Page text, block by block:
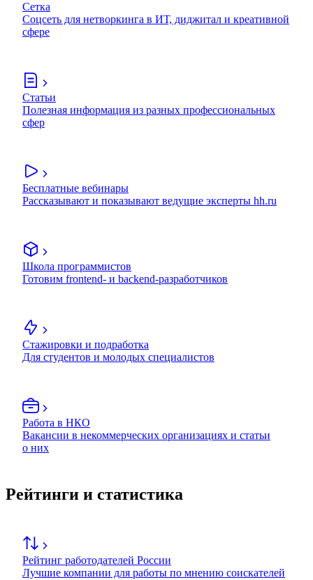
Сетка
Соцсеть для нетворкинга в ИТ, диджитал и креативной
сфере
Статьи
Полезная информация из разных профессиональных
сфер
Бесплатные вебинары
Рассказывают и показывают ведущие эксперты hh.ru
Школа программистов
Готовим frontend- и backend-разработчиков
Стажировки и подработка
Для студентов и молодых специалистов
Работа в НКО
Вакансии в некоммерческих организациях и статьи
о них
Рейтинги и статистика
Рейтинг работодателей России
Лучшие компании для работы по мнению соискателей